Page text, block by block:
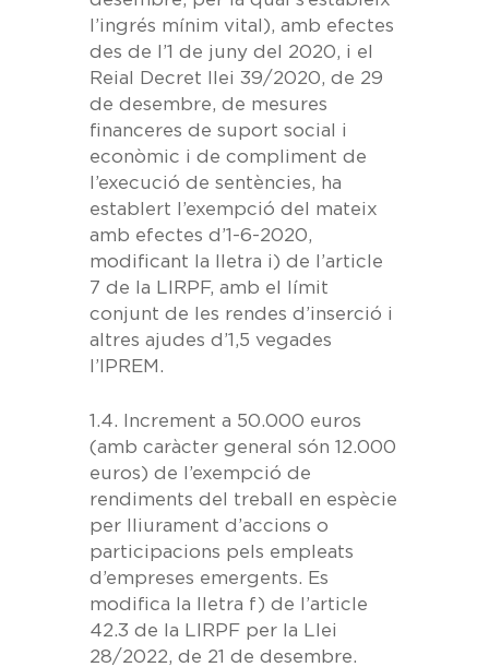
l’ingrés mínim vital), amb efectes
des de l’1 de juny del 2020, i el
Reial Decret llei 39/2020, de 29
de desembre, de mesures
financeres de suport social i
econòmic i de compliment de
l’execució de sentències, ha
establert l’exempció del mateix
amb efectes d’1-6-2020,
modificant la lletra i) de l’article
7 de la LIRPF, amb el límit
conjunt de les rendes d’inserció i
altres ajudes d’1,5 vegades
l’IPREM.
1.4.
Increment a 50.000 euros
(amb caràcter general són 12.000
euros) de l’exempció de
rendiments del treball en espècie
per lliurament d’accions o
participacions pels empleats
d’empreses emergents. Es
modifica la lletra f) de l’article
42.3 de la LIRPF per la Llei
28/2022, de 21 de desembre.